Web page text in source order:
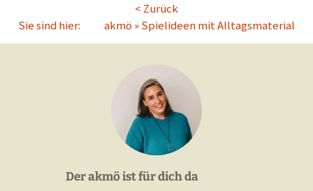
< Zurück
Sie sind hier: akmö »Spielideen mit Alltagsmaterial
Der akmö ist für dich da